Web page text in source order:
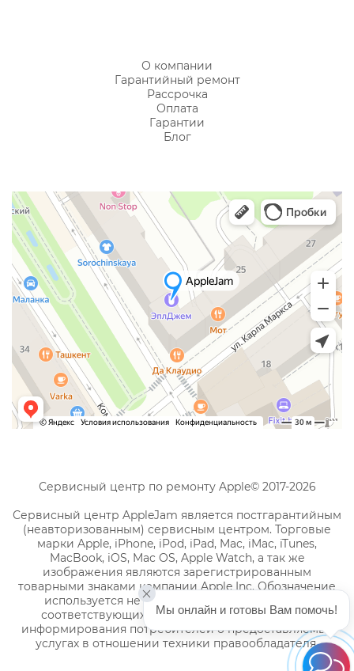
О компании
Гарантийный ремонт
Рассрочка
Оплата
Гарантии
Блог
Сервисный центр по ремонту Apple© 2017-2026
Сервисный центр AppleJam является постгарантийным
(неавторизованным) сервисным центром. Торговые
марки Apple, iPhone, iPod, iPad, Mac, iMac, iTunes,
MacBook, iOS, Mac OS, Apple Watch, а так же
изображения являются зарегистрированным
товарными знаками компании Apple Inc. Обозначение
используется не с целью индивидуализации
соответствующих услуг по ремонту, а с целью
информирования потребителей о предоставляемых
услугах в отношении техники правообладателя.
Мы онлайн и готовы Вам помочь!